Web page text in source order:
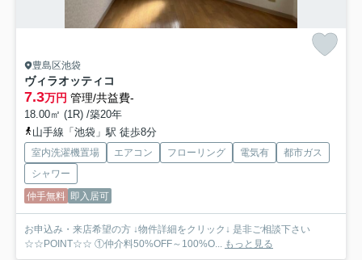
豊島区池袋
ヴィラオッティコ
7.3万円 管理/共益費-
18.00㎡ (1R) /築20年
山手線「池袋」駅 徒歩8分
室内洗濯機置場 エアコン フローリング 電気有
都市ガス
シャワー
仲手無料 即入居可
お申込み・来店希望の方 ↓物件詳細をクリック↓ 是非ご相談下さい
☆☆POINT☆☆ ①仲介料50%OFF～100%O... もっと見る